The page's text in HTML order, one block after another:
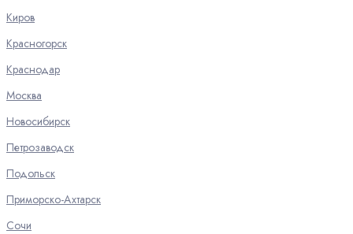
Киров
Красногорск
Краснодар
Москва
Новосибирск
Петрозаводск
Подольск
Приморско-Ахтарск
Сочи